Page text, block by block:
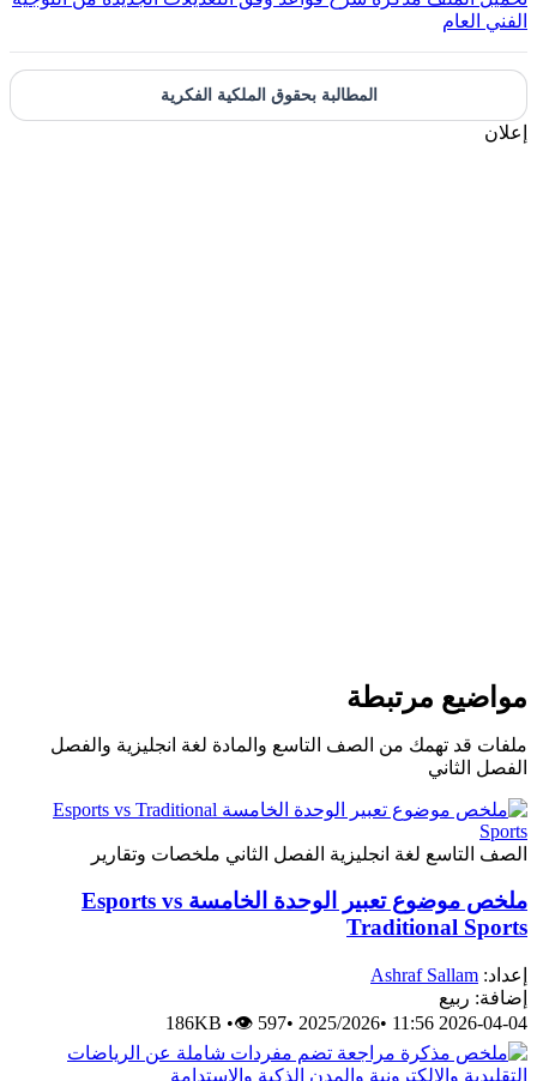
الفني العام
المطالبة بحقوق الملكية الفكرية
إعلان
مواضيع مرتبطة
ملفات قد تهمك من الصف التاسع والمادة لغة انجليزية والفصل
الفصل الثاني
الصف التاسع لغة انجليزية الفصل الثاني ملخصات وتقارير
ملخص موضوع تعبير الوحدة الخامسة Esports vs
Traditional Sports
إعداد: Ashraf Sallam
إضافة: ربيع
2026-04-04 11:56
•
2025/2026
•
186KB •👁 597